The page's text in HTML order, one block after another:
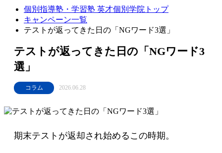
個別指導塾・学習塾 英才個別学院 トップ
キャンペーン一覧
テストが返ってきた日の「NGワード3選」
テストが返ってきた日の「NGワード3
選」
コラム 2026.06.28
期末テストが返却され始めるこの時期。